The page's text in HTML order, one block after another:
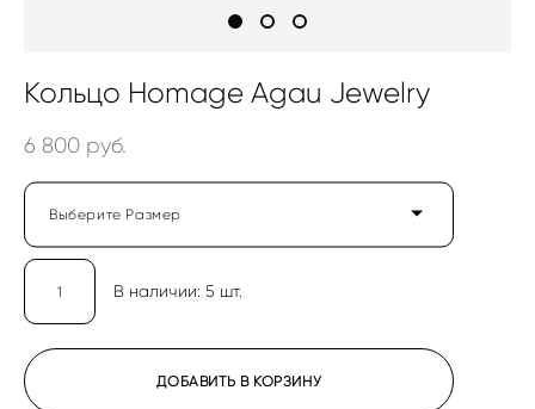
Кольцо Homage Agau Jewelry
6 800 pуб.
Выберите Размер
В наличии: 5 шт.
ДОБАВИТЬ В КОРЗИНУ